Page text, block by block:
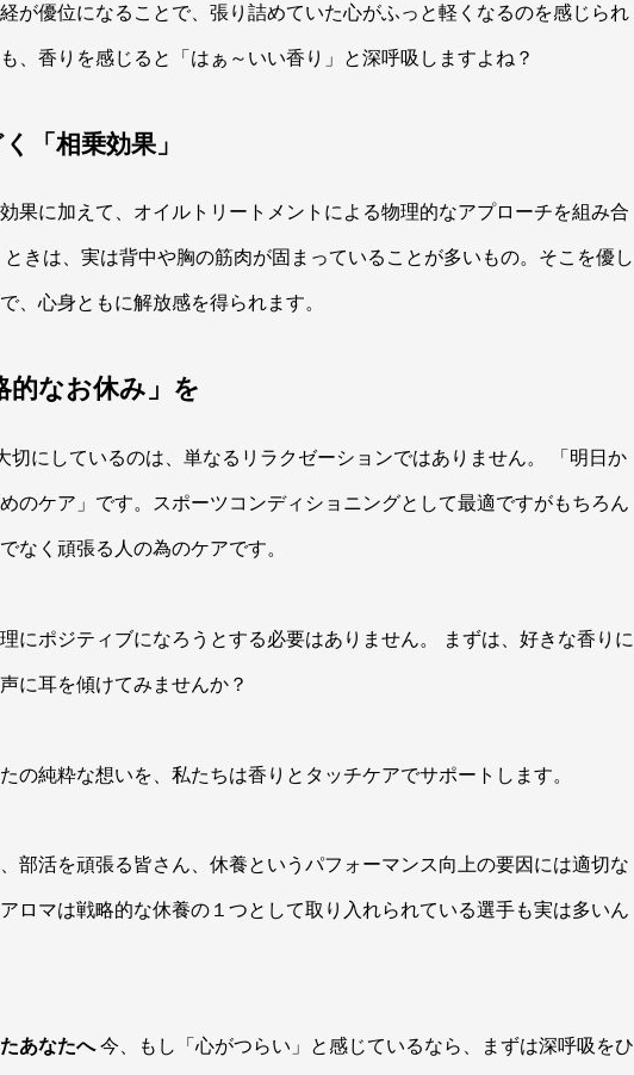
が優位になることで、張り詰めていた心がふっと軽くなるのを感じられ
、香りを感じると「はぁ～いい香り」と深呼吸しますよね？
「相乗効果」
果に加えて、オイルトリートメントによる物理的なアプローチを組み合
きは、実は背中や胸の筋肉が固まっていることが多いもの。そこを優し
、心身ともに解放感を得られます。
的なお休み」を
切にしているのは、単なるリラクゼーションではありません。 「明日か
のケア」です。スポーツコンディショニングとして最適ですがもちろん
なく頑張る人の為のケアです。
にポジティブになろうとする必要はありません。 まずは、好きな香りに
に耳を傾けてみませんか？
の純粋な想いを、私たちは香りとタッチケアでサポートします。
部活を頑張る皆さん、休養というパフォーマンス向上の要因には適切な
ロマは戦略的な休養の１つとして取り入れられている選手も実は多いん
あなたへ今、もし「心がつらい」と感じているなら、まずは深呼吸をひ